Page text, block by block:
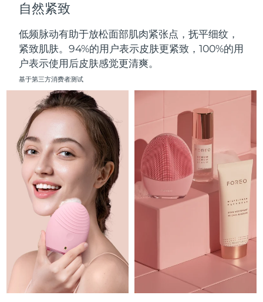
自然紧致
低频脉动有助于放松面部肌肉紧张点，抚平细纹，
紧致肌肤。94%的用户表示皮肤更紧致，100%的用
户表示使用后皮肤感觉更清爽。
基于第三方消费者测试
中国澳门特别行政区
马来西亚 预计送达日期8/13/26
马耳他
墨西哥 8/14/26
摩纳哥 预计送达日期
荷兰 预计送达日期 8/10/26
新西兰 预计送达日期 8/10/26
挪威 8/10/26
8/13/26
菲律宾 预计送达日期 8/13/26
波兰 预计送达日期8/11/26